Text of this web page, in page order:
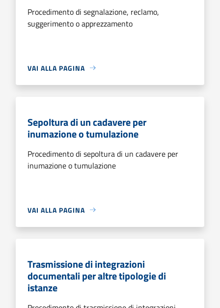
Procedimento di segnalazione, reclamo,
suggerimento o apprezzamento
VAI ALLA PAGINA
Sepoltura di un cadavere per
inumazione o tumulazione
Procedimento di sepoltura di un cadavere per
inumazione o tumulazione
VAI ALLA PAGINA
Trasmissione di integrazioni
documentali per altre tipologie di
istanze